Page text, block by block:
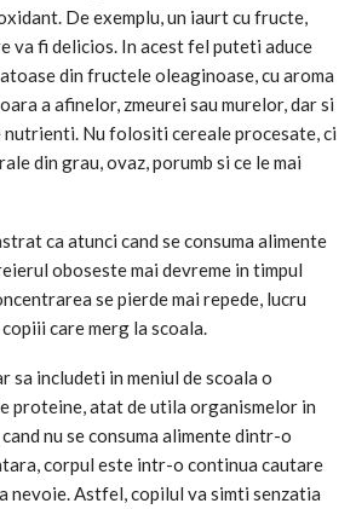
De exemplu, un iaurt cu fructe,
va fi delicios. In acest fel puteti aduce
din fructele oleaginoase, cu aroma
a afinelor, zmeurei sau murelor, dar si
Nu folositi cereale procesate, ci
din grau, ovaz, porumb si ce le mai
ca atunci cand se consuma alimente
oboseste mai devreme in timpul
se pierde mai repede, lucru
care merg la scoala.
sa includeti in meniul de scoala o
proteine, atat de utila organismelor in
nu se consuma alimente dintr-o
corpul este intr-o continua cautare
nevoie. Astfel, copilul va simti senzatia